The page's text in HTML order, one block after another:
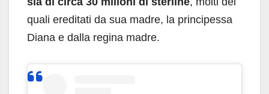
quali ereditati da sua madre, la principessa
Diana e dalla regina madre.